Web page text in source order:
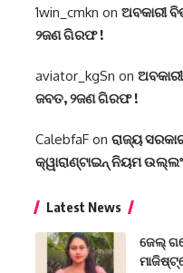
1win_cmkn on ଅବକାରୀ
୨ଜଣ ଗିରଫ !
aviator_kgSn on
ଜବତ, ୨ଜଣ ଗିରଫ !
CalebfaF on ରାଜ୍ୟ
କ୍ୱାରାଣ୍ଟାଇନ୍‌ ନିୟମ
Latest News
ଜେଲ୍